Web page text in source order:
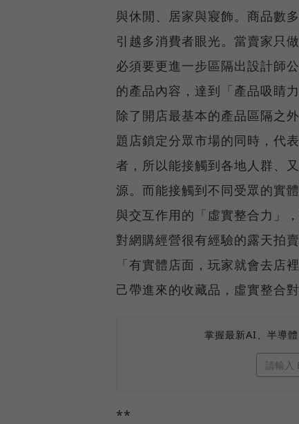
與休閒、居家與寢飾。商品數
引越多消費者眼光。當賣家只
必須要更進一步區隔出設計師
的產品內容，達到「產品吸睛力
除了開店最基本的產品區隔之
題店鎖定分眾市場的同時，代
者，所以能接觸到各地人群、
源。而能接觸到不同受眾的實
與交互作用的「虛實整合力」
對網購經營很有經驗的露天拍
「有實體店面，玩家就會去店
己帶進來的收藏品，虛實整合
掌握最新AI、半導
**